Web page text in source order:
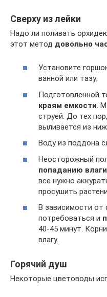
Сверху из лейки
Надо ли поливать
этот метод довольно
Установите
ванной или тазу;
Подготовленной
краям емкости.
струей. До тех
выливается из
Воду из поддона
Неосторожный
попаданию
все нужно
просушить
В зависимости от
потребоваться и
40-45 минут.
влагу.
Горячий душ
Некоторые цветоводы